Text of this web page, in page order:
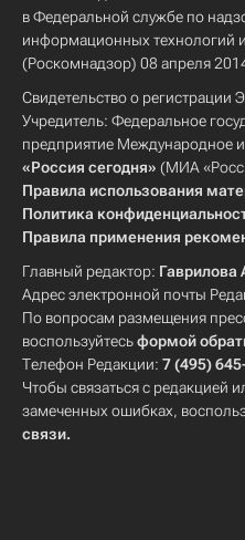
в Федеральной службе по
информационных технологий
(Роскомнадзор) 08 апреля
Свидетельство о
Учредитель: Федеральное
предприятие Международное
«Россия сегодня» (МИА
Правила использования
Политика
Правила применения
Главный редактор: Гаврилова
Адрес электронной почты
По вопросам размещения
воспользуйтесьформой
Телефон Редакции: 7 (495)
Чтобы связаться с редакцией
замеченных ошибках,
связи.